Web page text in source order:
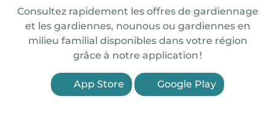
Consultez rapidement les offres de gardiennage
et les gardiennes, nounous ou gardiennes en
milieu familial disponibles dans votre région
grâce à notre application !
App Store Google Play